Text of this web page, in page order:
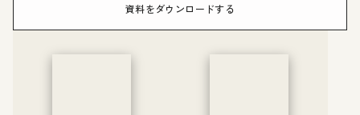
資料をダウンロードする